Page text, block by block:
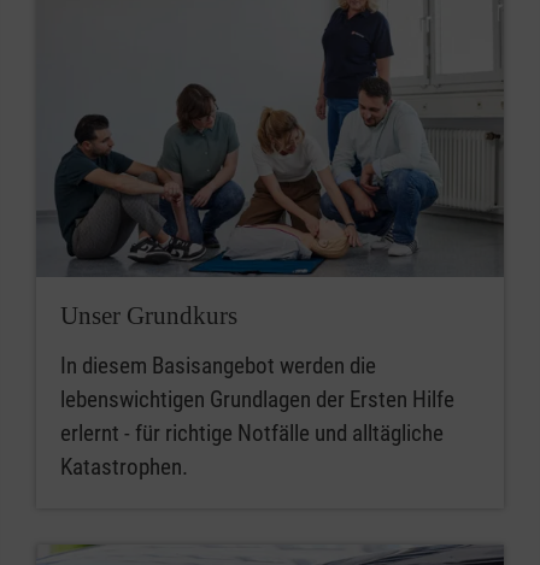
Unser Grundkurs
In diesem Basisangebot werden die
lebenswichtigen Grundlagen der Ersten Hilfe
erlernt - für richtige Notfälle und alltägliche
Katastrophen.